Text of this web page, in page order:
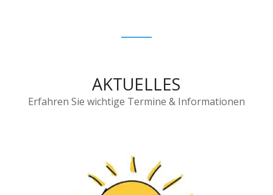
AKTUELLES
Erfahren Sie wichtige Termine & Informationen